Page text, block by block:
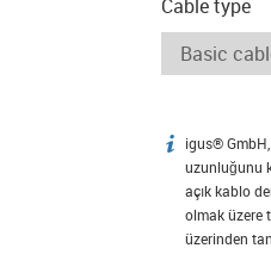
Cable type
igus-icon-
igus®
uzunluğunu
açık kablo
olmak üzere
üzerinden